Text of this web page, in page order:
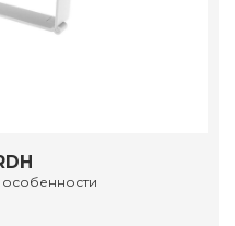
особенности